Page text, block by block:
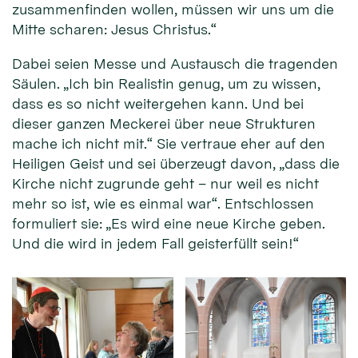
zusammenfinden wollen, müssen wir uns um die
Mitte scharen: Jesus Christus.“
Dabei seien Messe und Austausch die tragenden
Säulen. „Ich bin Realistin genug, um zu wissen,
dass es so nicht weitergehen kann. Und bei
dieser ganzen Meckerei über neue Strukturen
mache ich nicht mit.“ Sie vertraue eher auf den
Heiligen Geist und sei überzeugt davon, „dass die
Kirche nicht zugrunde geht – nur weil es nicht
mehr so ist, wie es einmal war“. Entschlossen
formuliert sie: „Es wird eine neue Kirche geben.
Und die wird in jedem Fall geisterfüllt sein!“